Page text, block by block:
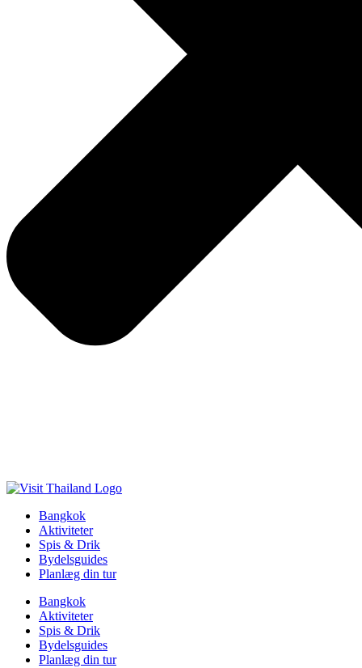
Bangkok
Aktiviteter
Spis & Drik
Bydelsguides
Planlæg din tur
Bangkok
Aktiviteter
Spis & Drik
Bydelsguides
Planlæg din tur